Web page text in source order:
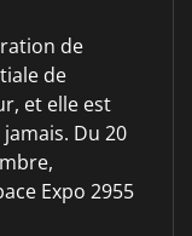
de
de
et elle est
Du 20
Expo 2955